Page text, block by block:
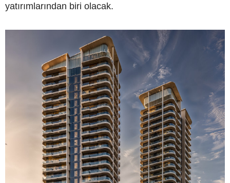
yatırımlarından biri olacak.